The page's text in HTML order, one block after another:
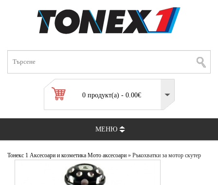
0 продукт(а) - 0.00€
МЕНЮ
Тонекс 1 Аксесоари и козметика Мото аксесоари » Ръкохватки за мотор скутер